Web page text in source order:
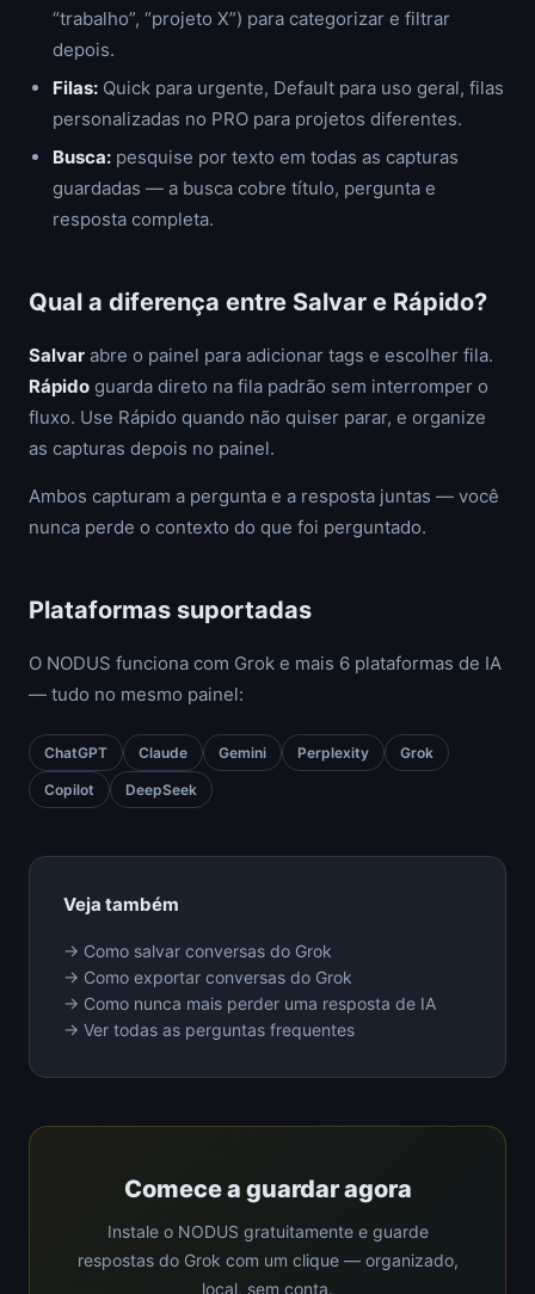
“trabalho”, “projeto X”) para categorizar e filtrar
depois.
Filas: Quick para urgente, Default para uso geral, filas
personalizadas no PRO para projetos diferentes.
Busca: pesquise por texto em todas as capturas
guardadas — a busca cobre título, pergunta e
resposta completa.
Qual a diferença entre Salvar e Rápido?
Salvar abre o painel para adicionar tags e escolher fila.
Rápido guarda direto na fila padrão sem interromper o
fluxo. Use Rápido quando não quiser parar, e organize
as capturas depois no painel.
Ambos capturam a pergunta e a resposta juntas — você
nunca perde o contexto do que foi perguntado.
Plataformas suportadas
O NODUS funciona com Grok e mais 6 plataformas de IA
— tudo no mesmo painel:
ChatGPT Claude Gemini Perplexity Grok
Copilot DeepSeek
Veja também
→ Como salvar conversas do Grok
→ Como exportar conversas do Grok
→ Como nunca mais perder uma resposta de IA
→ Ver todas as perguntas frequentes
Comece a guardar agora
Instale o NODUS gratuitamente e guarde
respostas do Grok com um clique — organizado,
local, sem conta.